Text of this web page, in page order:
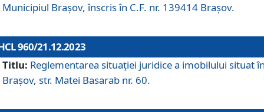
Municipiul Brașov, înscris în C.F. nr. 139414 Brașov.
960/21.12.2023
Titlu: Reglementarea situației juridice a imobilului situat
Brașov, str. Matei Basarab nr. 60.